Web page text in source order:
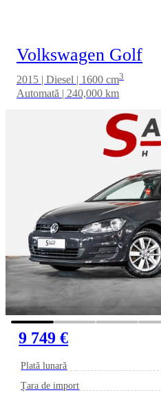
Volkswagen Golf
2015 | Diesel | 1600 cm3
Automată | 240,000 km
9 749 €
Plată lunară
Țara de import